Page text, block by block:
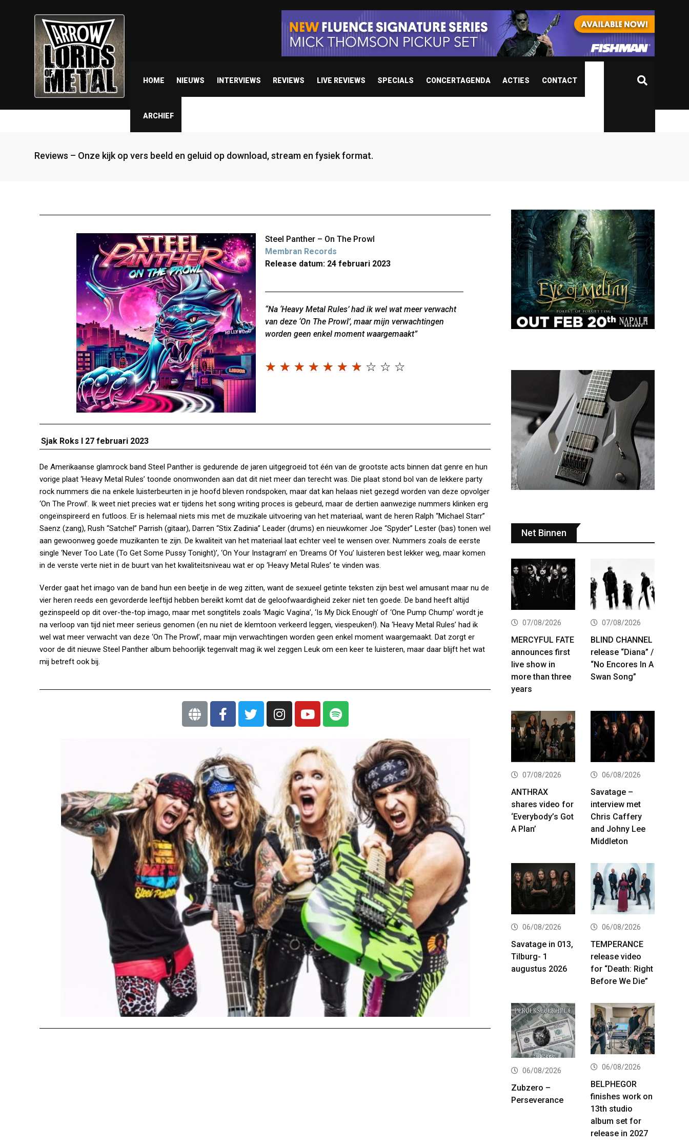
HOME NIEUWS INTERVIEWS REVIEWS LIVE REVIEWS SPECIALS CONCERTAGENDA ACTIES CONTACT
ARCHIEF
Reviews – Onze kijk op vers beeld en geluid op download, stream en fysiek format.
Steel Panther – On The Prowl
Membran Records
Release datum: 24 februari 2023
“Na ‘Heavy Metal Rules’ had ik wel wat meer verwacht
van deze ‘On The Prowl’, maar mijn verwachtingen
worden geen enkel moment waargemaakt”
☆ ☆ ☆ ☆ ☆ ☆ ☆ ☆ ☆ ☆
Sjak Roks I 27 februari 2023
De Amerikaanse glamrock band Steel Panther is gedurende de jaren uitgegroeid tot één van de grootste acts binnen dat genre en hun
vorige plaat ‘Heavy Metal Rules’ toonde onomwonden aan dat dit niet meer dan terecht was. Die plaat stond bol van de lekkere party
rock nummers die na enkele luisterbeurten in je hoofd bleven rondspoken, maar dat kan helaas niet gezegd worden van deze opvolger
‘On The Prowl’. Ik weet niet precies wat er tijdens het song writing proces is gebeurd, maar de dertien aanwezige nummers klinken erg
ongeïnspireerd en futloos. Er is helemaal niets mis met de muzikale uitvoering van het materiaal, want de heren Ralph “Michael Starr”
Saenz (zang), Rush “Satchel” Parrish (gitaar), Darren “Stix Zadinia” Leader (drums) en nieuwkomer Joe “Spyder” Lester (bas) tonen wel
aan gewoonweg goede muzikanten te zijn. De kwaliteit van het materiaal laat echter veel te wensen over. Nummers zoals de eerste
single ‘Never Too Late (To Get Some Pussy Tonight)’, ‘On Your Instagram’ en ‘Dreams Of You’ luisteren best lekker weg, maar komen
in de verste verte niet in de buurt van het kwaliteitsniveau wat er op ‘Heavy Metal Rules’ te vinden was.
Verder gaat het imago van de band hun een beetje in de weg zitten, want de sexueel getinte teksten zijn best wel amusant maar nu de
vier heren reeds een gevorderde leeftijd hebben bereikt komt dat de geloofwaardigheid zeker niet ten goede. De band heeft altijd
gezinspeeld op dit over-the-top imago, maar met songtitels zoals ‘Magic Vagina’, ‘Is My Dick Enough’ of ‘One Pump Chump’ wordt je
na verloop van tijd niet meer serieus genomen (en nu niet de klemtoon verkeerd leggen, viespeuken!). Na ‘Heavy Metal Rules’ had ik
wel wat meer verwacht van deze ‘On The Prowl’, maar mijn verwachtingen worden geen enkel moment waargemaakt. Dat zorgt er
voor de dit nieuwe Steel Panther album behoorlijk tegenvalt mag ik wel zeggen Leuk om een keer te luisteren, maar daar blijft het wat
mij betreft ook bij.
Net Binnen
07/08/2026
MERCYFUL FATE
announces first
live show in
more than three
years
07/08/2026
BLIND CHANNEL
release “Diana” /
“No Encores In A
Swan Song”
07/08/2026
ANTHRAX
shares video for
‘Everybody’s Got
A Plan’
06/08/2026
Savatage –
interview met
Chris Caffery
and Johny Lee
Middleton
06/08/2026
Savatage in 013,
Tilburg- 1
augustus 2026
06/08/2026
TEMPERANCE
release video
for “Death: Right
Before We Die”
06/08/2026
Zubzero –
Perseverance
06/08/2026
BELPHEGOR
finishes work on
13th studio
album set for
release in 2027